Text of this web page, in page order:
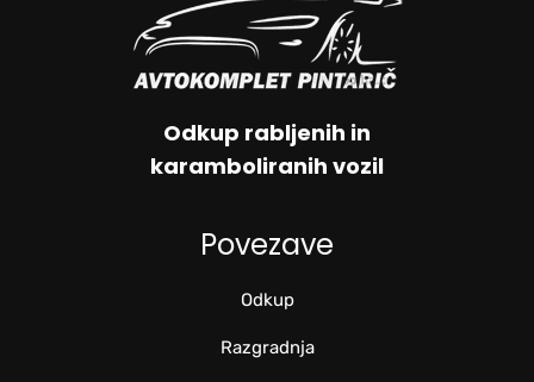
Odkup rabljenih in
karamboliranih vozil
Povezave
Odkup
Razgradnja